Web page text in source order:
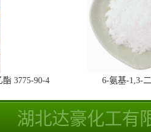
3775-90-4 6-氨基-1,3-
湖北达豪化工有